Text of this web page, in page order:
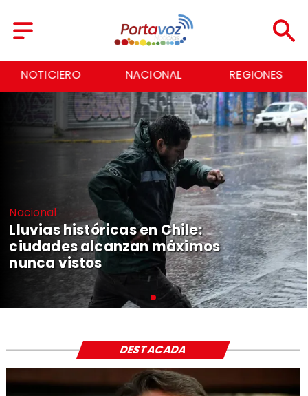
NOTICIERO NACIONAL REGIONES
Nacional
Lluvias históricas en Chile:
ciudades alcanzan máximos
nunca vistos
DESTACADA